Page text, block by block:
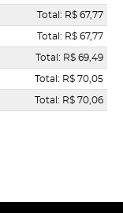
Total: R$ 67,77
Total: R$ 67,77
Total: R$ 69,49
Total: R$ 70,05
Total: R$ 70,06